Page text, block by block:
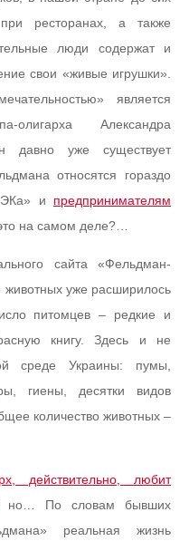
ресторанах, а также
люди содержат и
свои «живые игрушки».
является
олигарха Александра
давно уже существует
относятся гораздо
и предпринимателям
на самом деле?…
сайта «Фельдман-
животных уже расширилось
питомцев – редкие и
книгу. Здесь и не
среде Украины: пумы,
гиены, десятки видов
количество животных –
действительно, любит
, но… По словам бывших
реальная жизнь